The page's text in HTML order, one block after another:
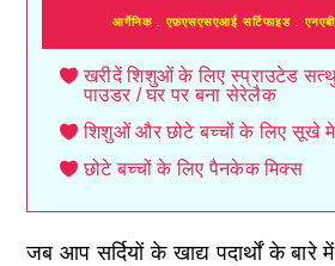
आर्गेनिक . एफ़एसएसएआई सर्टिफाइड .
खरीदें शिशुओं के लिए स्प्राउटेड
पाउडर / घर पर बना सेरेलैक
शिशुओं और छोटे बच्चों के लिए सूखे
छोटे बच्चों के लिए पैनकेक मिक्स
जब आप सर्दियों के खाद्य पदार्थों के